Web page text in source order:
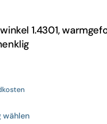
1.4301,
wählenProdukt